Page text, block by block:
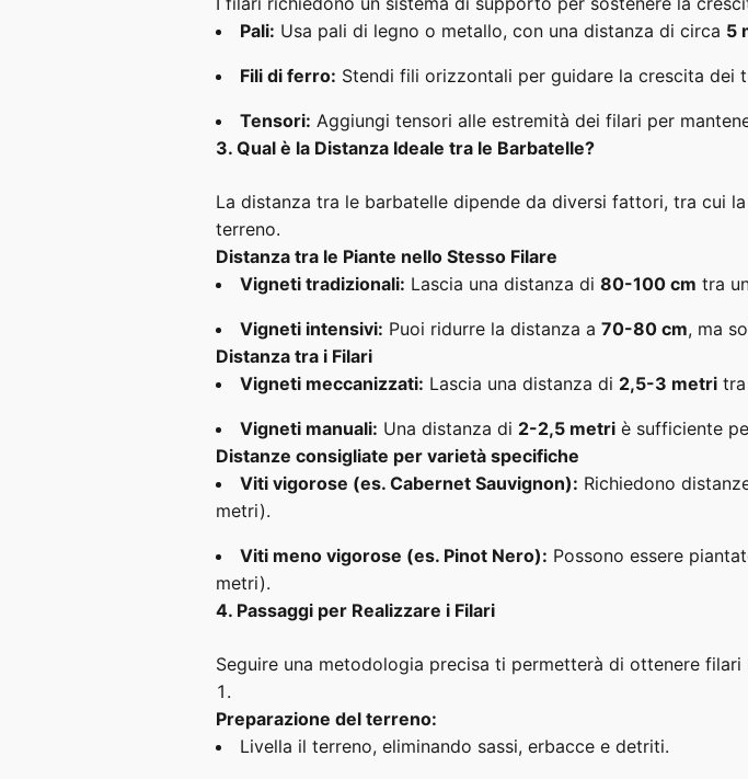
Pali: Usa pali di legno o metallo, con una distanza di circa 5
Fili di ferro: Stendi fili orizzontali per guidare la crescita dei
Tensori: Aggiungi tensori alle estremità dei filari per
3. Qual è la Distanza Ideale tra le Barbatelle?
La distanza tra le barbatelle dipende da diversi fattori, tra cui
terreno.
Distanza tra le Piante nello Stesso Filare
Vigneti tradizionali: Lascia una distanza di 80-100 cm tra
Vigneti intensivi: Puoi ridurre la distanza a 70-80 cm, ma
Distanza tra i Filari
Vigneti meccanizzati: Lascia una distanza di 2,5-3 metri
Vigneti manuali: Una distanza di 2-2,5 metri è sufficiente
Distanze consigliate per varietà specifiche
Viti vigorose (es. Cabernet Sauvignon): Richiedono
metri).
Viti meno vigorose (es. Pinot Nero): Possono essere
metri).
4. Passaggi per Realizzare i Filari
Seguire una metodologia precisa ti permetterà di ottenere
Preparazione del terreno:
Livella il terreno, eliminando sassi, erbacce e detriti.